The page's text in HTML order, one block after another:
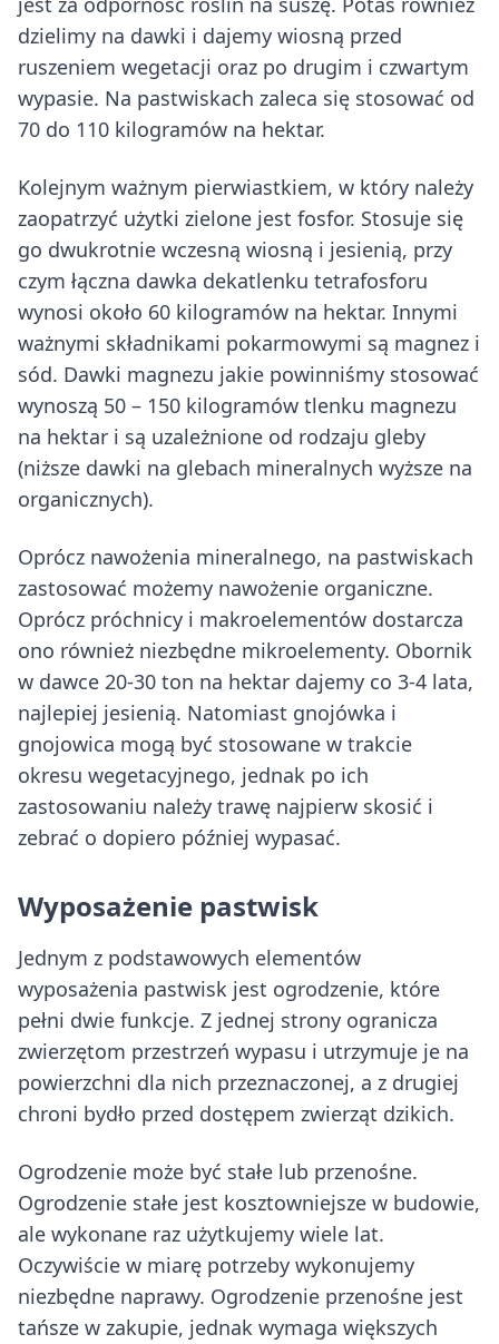
dzielimy na dawki i dajemy wiosną przed
ruszeniem wegetacji oraz po drugim i czwartym
wypasie. Na pastwiskach zaleca się stosować od
70 do 110 kilogramów na hektar.
Kolejnym ważnym pierwiastkiem, w który należy
zaopatrzyć użytki zielone jest fosfor. Stosuje się
go dwukrotnie wczesną wiosną i jesienią, przy
czym łączna dawka dekatlenku tetrafosforu
wynosi około 60 kilogramów na hektar. Innymi
ważnymi składnikami pokarmowymi są magnez i
sód. Dawki magnezu jakie powinniśmy stosować
wynoszą 50 – 150 kilogramów tlenku magnezu
na hektar i są uzależnione od rodzaju gleby
(niższe dawki na glebach mineralnych wyższe na
organicznych).
Oprócz nawożenia mineralnego, na pastwiskach
zastosować możemy nawożenie organiczne.
Oprócz próchnicy i makroelementów dostarcza
ono również niezbędne mikroelementy. Obornik
w dawce 20-30 ton na hektar dajemy co 3-4 lata,
najlepiej jesienią. Natomiast gnojówka i
gnojowica mogą być stosowane w trakcie
okresu wegetacyjnego, jednak po ich
zastosowaniu należy trawę najpierw skosić i
zebrać o dopiero później wypasać.
Wyposażenie pastwisk
Jednym z podstawowych elementów
wyposażenia pastwisk jest ogrodzenie, które
pełni dwie funkcje. Z jednej strony ogranicza
zwierzętom przestrzeń wypasu i utrzymuje je na
powierzchni dla nich przeznaczonej, a z drugiej
chroni bydło przed dostępem zwierząt dzikich.
Ogrodzenie może być stałe lub przenośne.
Ogrodzenie stałe jest kosztowniejsze w budowie,
ale wykonane raz użytkujemy wiele lat.
Oczywiście w miarę potrzeby wykonujemy
niezbędne naprawy. Ogrodzenie przenośne jest
tańsze w zakupie, jednak wymaga większych